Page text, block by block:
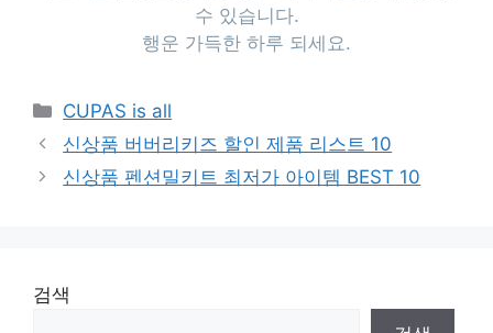
수 있습니다.
행운 가득한 하루 되세요.
Categories
CUPAS is all
신상품 버버리키즈 할인 제품 리스트 10
신상품 펜션밀키트 최저가 아이템 BEST 10
검색